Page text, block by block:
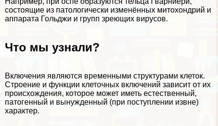
состоящие из патологически изменённых митохондрий и
аппарата Гольджи и групп зреющих вирусов.
Что мы узнали?
Включения являются временными структурами клеток.
Строение и функции клеточных включений зависит от их
происхождения, которое может иметь естественный,
патогенный и вынужденный (при поступлении извне)
хаpaктер.